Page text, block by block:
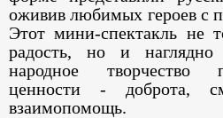
оживив любимых героев с
Этот мини-спектакль не
радость, но и наглядно
народное творчество
ценности - доброта,
взаимопомощь.